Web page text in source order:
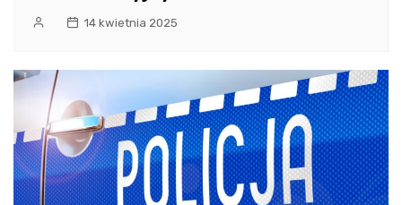
14 kwietnia 2025